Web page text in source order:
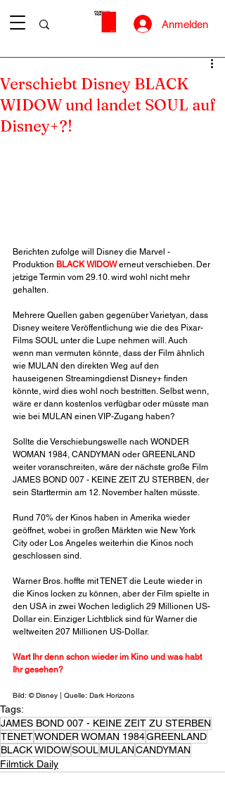
Anmelden
Verschiebt Disney BLACK
WIDOW und landet SOUL auf
Disney+?!
Berichten zufolge will Disney die Marvel -
Produktion BLACK WIDOW erneut verschieben. Der
jetzige Termin vom 29.10. wird wohl nicht mehr
gehalten.
Mehrere Quellen gaben gegenüber Varietyan, dass
Disney weitere Veröffentlichung wie die des Pixar-
Films SOUL unter die Lupe nehmen will. Auch
wenn man vermuten könnte, dass der Film ähnlich
wie MULAN den direkten Weg auf den
hauseigenen Streamingdienst Disney+ finden
könnte, wird dies wohl noch bestritten. Selbst wenn,
wäre er dann kostenlos verfügbar oder müsste man
wie bei MULAN einen VIP-Zugang haben?
Sollte die Verschiebungswelle nach WONDER
WOMAN 1984, CANDYMAN oder GREENLAND
weiter voranschreiten, wäre der nächste große Film
JAMES BOND 007 - KEINE ZEIT ZU STERBEN, der
sein Starttermin am 12. November halten müsste.
Rund 70% der Kinos haben in Amerika wieder
geöffnet, wobei in großen Märkten wie New York
City oder Los Angeles weiterhin die Kinos noch
geschlossen sind.
Warner Bros. hoffte mit TENET die Leute wieder in
die Kinos locken zu können, aber der Film spielte in
den USA in zwei Wochen lediglich 29 Millionen US-
Dollar ein. Einziger Lichtblick sind für Warner die
weltweiten 207 Millionen US-Dollar.
Wart Ihr denn schon wieder im Kino und was habt
Ihr gesehen?
Bild: © Disney | Quelle: Dark Horizons
Tags:
JAMES BOND 007 - KEINE ZEIT ZU STERBEN
TENETWONDER WOMAN 1984GREENLAND
BLACK WIDOWSOULMULANCANDYMAN
Filmtick Daily